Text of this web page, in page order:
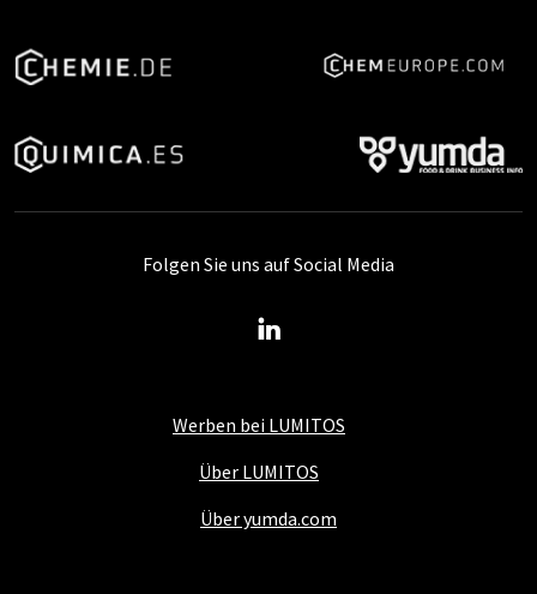
Werben bei LUMITOS
Über LUMITOS
Über yumda.com
Folgen Sie uns auf Social Media